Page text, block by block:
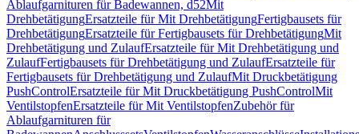
Ablaufgarnituren für Badewannen, d52Mit
DrehbetätigungErsatzteile für Mit DrehbetätigungFertigbausets für
DrehbetätigungErsatzteile für Fertigbausets für DrehbetätigungMit
Drehbetätigung und ZulaufErsatzteile für Mit Drehbetätigung und
ZulaufFertigbausets für Drehbetätigung und ZulaufErsatzteile für
Fertigbausets für Drehbetätigung und ZulaufMit Druckbetätigung
PushControlErsatzteile für Mit Druckbetätigung PushControlMit
VentilstopfenErsatzteile für Mit VentilstopfenZubehör für
Ablaufgarnituren für